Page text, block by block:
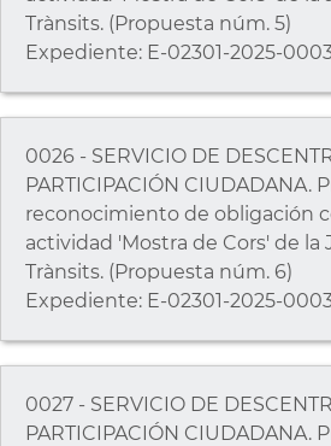
Trànsits. (Propuesta núm. 5)
Expediente: E-02301-2025-
0026 - SERVICIO DE
PARTICIPACIÓN CIUDADANA.
reconocimiento de obligación
actividad 'Mostra de Cors' de
Trànsits. (Propuesta núm. 6)
Expediente: E-02301-2025-
0027 - SERVICIO DE
PARTICIPACIÓN CIUDADANA.